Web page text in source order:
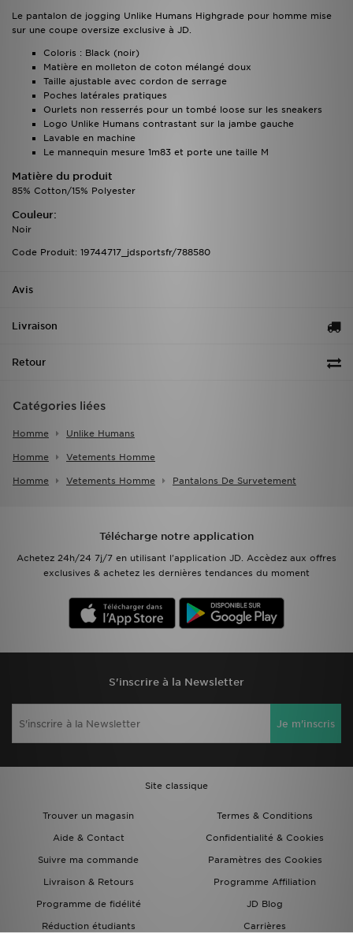
Le pantalon de jogging Unlike Humans Highgrade pour homme mise
sur une coupe oversize exclusive à JD.
Coloris : Black (noir)
Matière en molleton de coton mélangé doux
Taille ajustable avec cordon de serrage
Poches latérales pratiques
Ourlets non resserrés pour un tombé loose sur les sneakers
Logo Unlike Humans contrastant sur la jambe gauche
Lavable en machine
Le mannequin mesure 1m83 et porte une taille M
Matière du produit
85% Cotton/15% Polyester
Couleur:
Noir
Code Produit: 19744717_jdsportsfr/788580
Avis
Livraison
Retour
Catégories liées
Homme Unlike Humans
Homme Vetements Homme
Homme Vetements Homme Pantalons De Survetement
Télécharge notre application
Achetez 24h/24 7j/7 en utilisant l'application JD. Accèdez aux offres
exclusives & achetez les dernières tendances du moment
S'inscrire à la Newsletter
Je m'inscris
Site classique
Trouver un magasin
Termes & Conditions
Aide & Contact
Confidentialité & Cookies
Suivre ma commande
Paramètres des Cookies
Livraison & Retours
Programme Affiliation
Programme de fidélité
JD Blog
Réduction étudiants
Carrières